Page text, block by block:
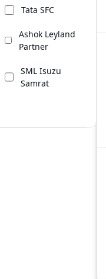
Tata SFC
Ashok Leyland
Partner
SML Isuzu
Samrat